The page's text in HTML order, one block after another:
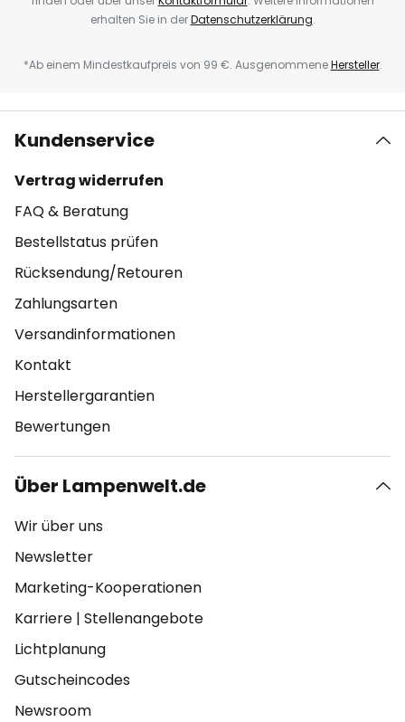
erhalten Sie in derDatenschutzerklärung.
*Ab einem Mindestkaufpreis von 99 €. AusgenommeneHersteller.
Kundenservice
Vertrag widerrufen
FAQ & Beratung
Bestellstatus prüfen
Rücksendung/Retouren
Zahlungsarten
Versandinformationen
Kontakt
Herstellergarantien
Bewertungen
Über Lampenwelt.de
Wir über uns
Newsletter
Marketing-Kooperationen
Karriere | Stellenangebote
Lichtplanung
Gutscheincodes
Newsroom